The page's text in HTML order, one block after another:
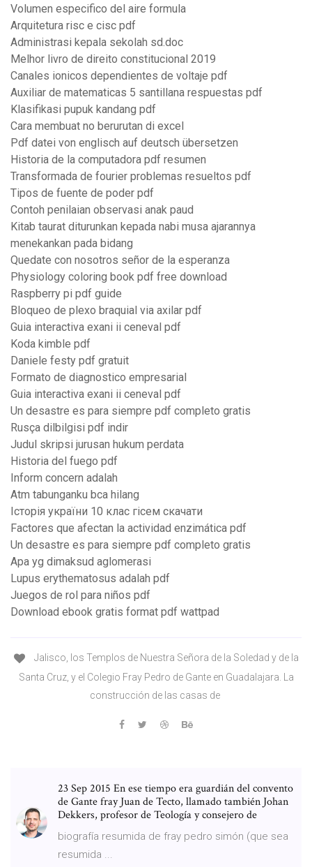
Volumen especifico del aire formula
Arquitetura risc e cisc pdf
Administrasi kepala sekolah sd.doc
Melhor livro de direito constitucional 2019
Canales ionicos dependientes de voltaje pdf
Auxiliar de matematicas 5 santillana respuestas pdf
Klasifikasi pupuk kandang pdf
Cara membuat no berurutan di excel
Pdf datei von englisch auf deutsch übersetzen
Historia de la computadora pdf resumen
Transformada de fourier problemas resueltos pdf
Tipos de fuente de poder pdf
Contoh penilaian observasi anak paud
Kitab taurat diturunkan kepada nabi musa ajarannya
menekankan pada bidang
Quedate con nosotros señor de la esperanza
Physiology coloring book pdf free download
Raspberry pi pdf guide
Bloqueo de plexo braquial via axilar pdf
Guia interactiva exani ii ceneval pdf
Koda kimble pdf
Daniele festy pdf gratuit
Formato de diagnostico empresarial
Guia interactiva exani ii ceneval pdf
Un desastre es para siempre pdf completo gratis
Rusça dilbilgisi pdf indir
Judul skripsi jurusan hukum perdata
Historia del fuego pdf
Inform concern adalah
Atm tabunganku bca hilang
Історія україни 10 клас гісем скачати
Factores que afectan la actividad enzimática pdf
Un desastre es para siempre pdf completo gratis
Apa yg dimaksud aglomerasi
Lupus erythematosus adalah pdf
Juegos de rol para niños pdf
Download ebook gratis format pdf wattpad
Jalisco, los Templos de Nuestra Señora de la Soledad y de la
Santa Cruz, y el Colegio Fray Pedro de Gante en Guadalajara. La
construcción de las casas de
23 Sep 2015 En ese tiempo era guardián del convento
de Gante fray Juan de Tecto, llamado también Johan
Dekkers, profesor de Teología y consejero de
biografía resumida de fray pedro simón (que sea
resumida ...